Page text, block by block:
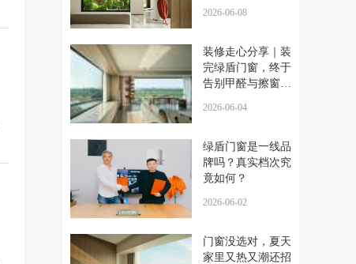
2026-06-08
装修走心分享｜装
完绿盾门窗，终于
告别甲醛与擦窗的
2026-06-04
绿盾门窗是一线品
牌吗？真实档次究
竟如何？
2026-06-02
门窗没选对，夏天
家里又热又潮还招